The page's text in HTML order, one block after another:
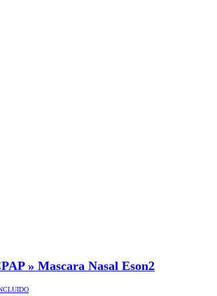
» Mascara Nasal Eson2